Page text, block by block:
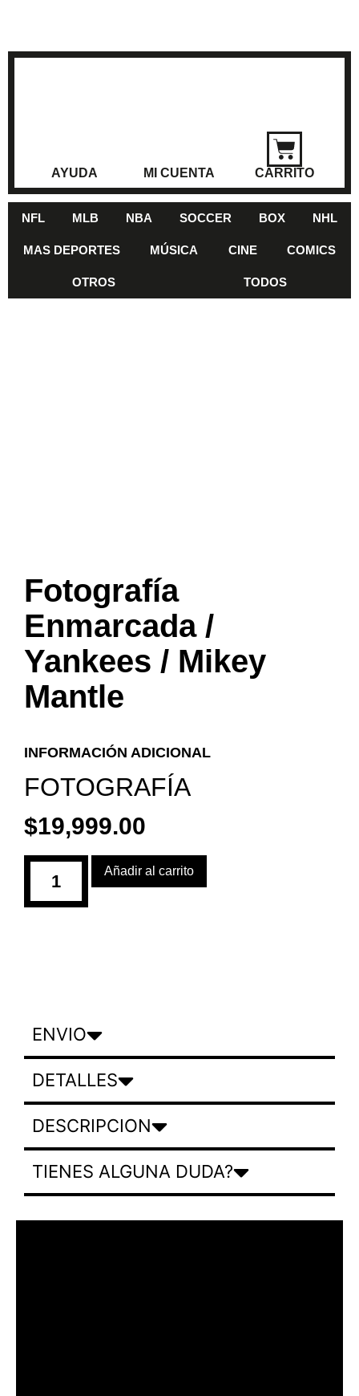
AYUDA MI CUENTA CARRITO
NFL MLB NBA SOCCER BOX NHL
MAS DEPORTES MÚSICA CINE COMICS
OTROS TODOS
Fotografía
Enmarcada /
Yankees / Mikey
Mantle
INFORMACIÓN ADICIONAL
FOTOGRAFÍA
$19,999.00
Añadir al carrito
ENVIO
DETALLES
DESCRIPCION
TIENES ALGUNA DUDA?